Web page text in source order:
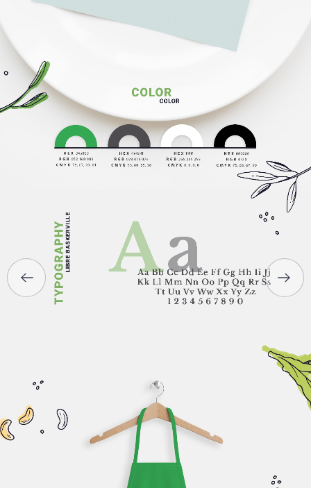
ГОЛОВНА
ПОСЛУГИ
ПОРТФОЛІО
БРИФИ